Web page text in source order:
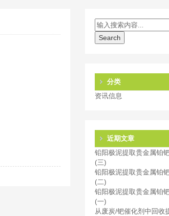
分类
资讯信息
近期文章
铅阳极泥提取贵金属铂
(三)
铅阳极泥提取贵金属铂
(二)
铅阳极泥提取贵金属铂
(一)
从废炭/钯催化剂中回收